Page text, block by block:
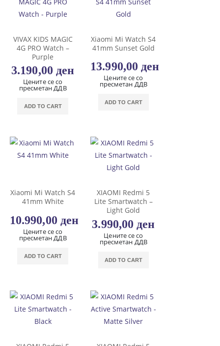
VIVAX KIDS MAGIC
4G PRO Watch –
Purple
3.190,00 ден
Цените се со
пресметан ДДВ
ADD TO CART
Xiaomi Mi Watch S4
41mm Sunset Gold
13.990,00 ден
Цените се со
пресметан ДДВ
ADD TO CART
Xiaomi Mi Watch S4
41mm White
10.990,00 ден
Цените се со
пресметан ДДВ
ADD TO CART
XIAOMI Redmi 5
Lite Smartwatch –
Light Gold
3.990,00 ден
Цените се со
пресметан ДДВ
ADD TO CART